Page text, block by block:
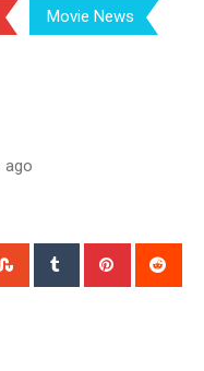
Movie News
ago
StumbleUpon
Tumblr Pinterest